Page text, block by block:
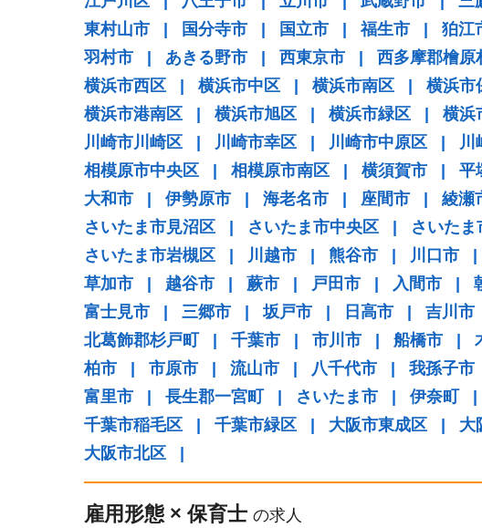
東村山市
| 国分寺市 | 国立市 | 福生市 | 狛江
羽村市
| あきる野市 | 西東京市 | 西多摩郡檜原
横浜市西区
| 横浜市中区 | 横浜市南区 | 横浜市
横浜市港南区
| 横浜市旭区 | 横浜市緑区 | 横浜
川崎市川崎区
| 川崎市幸区 | 川崎市中原区 | 川
相模原市中央区
| 相模原市南区 | 横須賀市 | 平
大和市
| 伊勢原市 | 海老名市 | 座間市 | 綾瀬
さいたま市見沼区
| さいたま市中央区 | さいたま
さいたま市岩槻区
| 川越市 | 熊谷市 | 川口市 |
草加市
| 越谷市 | 蕨市 | 戸田市 | 入間市 |
富士見市
| 三郷市 | 坂戸市 | 日高市 | 吉川市
北葛飾郡杉戸町
| 千葉市 | 市川市 | 船橋市 |
柏市
| 市原市 | 流山市 | 八千代市 | 我孫子市
富里市
| 長生郡一宮町 | さいたま市 | 伊奈町 |
千葉市稲毛区
| 千葉市緑区 | 大阪市東成区 | 大
大阪市北区
|
雇用形態 × 保育士 の求人